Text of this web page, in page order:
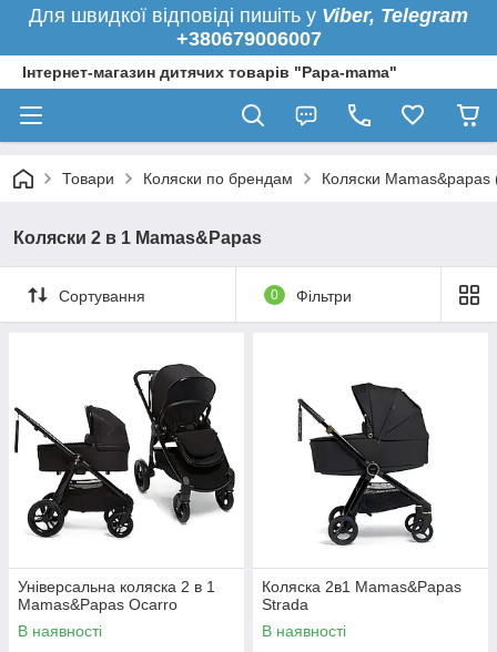
Для швидкої відповіді пишіть у Viber, Telegram
+380679006007
Інтернет-магазин дитячих товарів "Papa-mama"
Товари Коляски по брендам Коляски Mamas&papas
Коляски 2 в 1 Mamas&Papas
Сортування 0 Фільтри
Універсальна коляска 2 в 1
Mamas&Papas Ocarro
В наявності
Коляска 2в1 Mamas&Papas
Strada
В наявності